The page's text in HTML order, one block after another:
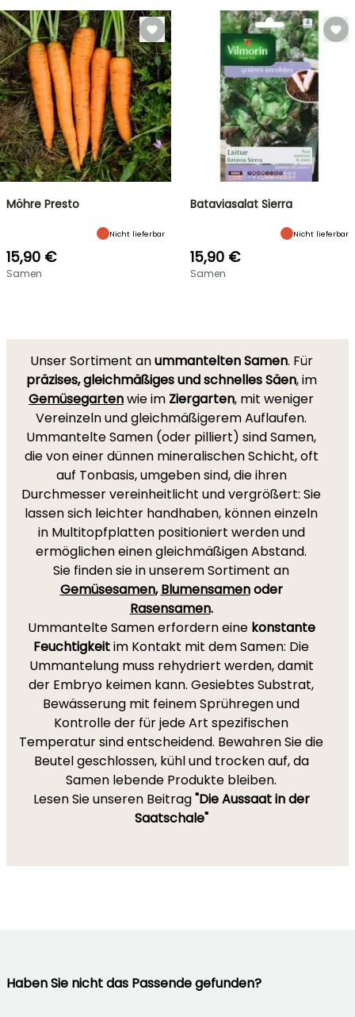
Möhre Presto
Nicht lieferbar
15,90 €
Samen
Bataviasalat Sierra
Nicht lieferbar
15,90 €
Samen
Unser Sortiment anummantelten Samen. Für
präzises, gleichmäßiges und schnelles Säen, im
Gemüsegartenwie im Ziergarten, mit weniger
Vereinzeln und gleichmäßigerem Auflaufen.
Ummantelte Samen (oder pilliert) sind Samen,
die von einer dünnen mineralischen Schicht, oft
auf Tonbasis, umgeben sind, die ihren
Durchmesser vereinheitlicht und vergrößert: Sie
lassen sich leichter handhaben, können einzeln
in Multitopfplatten positioniert werden und
ermöglichen einen gleichmäßigen Abstand.
Sie finden sie in unserem Sortiment an
Gemüsesamen,Blumensamenoder
Rasensamen.
Ummantelte Samen erfordern eine konstante
Feuchtigkeitim Kontakt mit dem Samen: Die
Ummantelung muss rehydriert werden, damit
der Embryo keimen kann. Gesiebtes Substrat,
Bewässerung mit feinem Sprühregen und
Kontrolle der für jede Art spezifischen
Temperatur sind entscheidend. Bewahren Sie die
Beutel geschlossen, kühl und trocken auf, da
Samen lebende Produkte bleiben.
Lesen Sie unseren Beitrag"Die Aussaat in der
Saatschale"
Haben Sie nicht das Passende gefunden?